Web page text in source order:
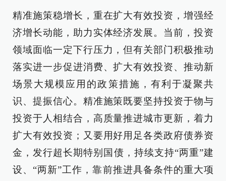
精准施策稳增长，重在扩大有效投资，增强经
济增长动能，助力实体经济发展。当前，投资
领域面临一定下行压力，但有关部门积极推动
落实进一步促进消费、扩大有效投资、推动新
场景大规模应用的政策措施，有利于凝聚共
识、提振信心。精准施策既要坚持投资于物与
投资于人相结合，高质量推进城市更新，着力
扩大有效投资；又要用好用足各类政府债券资
金，发行超长期特别国债，持续支持“两重”建
设、“两新”工作，靠前推进具备条件的重大项